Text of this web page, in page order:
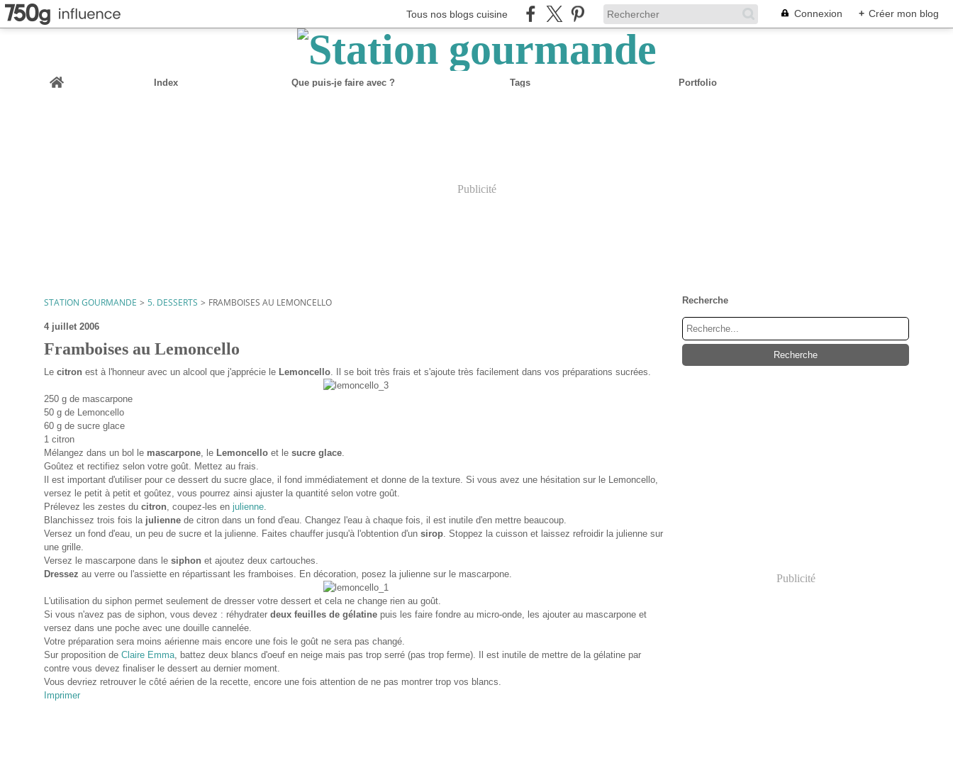
Tous nos blogs cuisine Connexion + Créer mon blog
Home
Index Que puis-je faire avec ? Tags Portfolio
Publicité
STATION GOURMANDE > 5. DESSERTS > FRAMBOISES AU LEMONCELLO
4 juillet 2006
Framboises au Lemoncello
Le citron est à l'honneur avec un alcool que j'apprécie le Lemoncello. Il se boit très frais et s'ajoute très facilement dans vos préparations sucrées.
250 g de mascarpone
50 g de Lemoncello
60 g de sucre glace
1 citron
Mélangez dans un bol le mascarpone, le Lemoncello et le sucre glace.
Goûtez et rectifiez selon votre goût. Mettez au frais.
Il est important d'utiliser pour ce dessert du sucre glace, il fond immédiatement et donne de la texture. Si vous avez une hésitation sur le Lemoncello,
versez le petit à petit et goûtez, vous pourrez ainsi ajuster la quantité selon votre goût.
Prélevez les zestes du citron, coupez-les en julienne.
Blanchissez trois fois la julienne de citron dans un fond d'eau. Changez l'eau à chaque fois, il est inutile d'en mettre beaucoup.
Versez un fond d'eau, un peu de sucre et la julienne. Faites chauffer jusqu'à l'obtention d'un sirop. Stoppez la cuisson et laissez refroidir la julienne sur
une grille.
Versez le mascarpone dans le siphon et ajoutez deux cartouches.
Dressez au verre ou l'assiette en répartissant les framboises. En décoration, posez la julienne sur le mascarpone.
L'utilisation du siphon permet seulement de dresser votre dessert et cela ne change rien au goût.
Si vous n'avez pas de siphon, vous devez : réhydrater deux feuilles de gélatine puis les faire fondre au micro-onde, les ajouter au mascarpone et
versez dans une poche avec une douille cannelée.
Votre préparation sera moins aérienne mais encore une fois le goût ne sera pas changé.
Sur proposition de Claire Emma, battez deux blancs d'oeuf en neige mais pas trop serré (pas trop ferme). Il est inutile de mettre de la gélatine par
contre vous devez finaliser le dessert au dernier moment.
Vous devriez retrouver le côté aérien de la recette, encore une fois attention de ne pas montrer trop vos blancs.
Imprimer
Recherche
Publicité